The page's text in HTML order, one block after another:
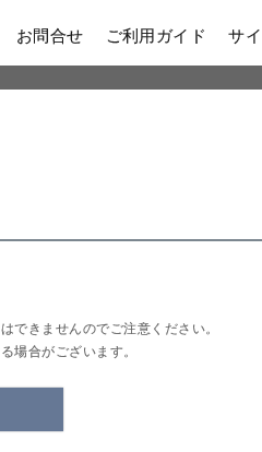
お問合せ ご利用ガイド サ
できませんのでご注意ください。
場合がございます。